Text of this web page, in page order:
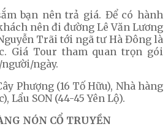
bạn nên trả giá. Để có hành
nên đi đường Lê Văn Lương
Trãi tới ngã tư Hà Đông là
Giá Tour tham quan trọn gói
ngày.
Phượng (16 Tố Hữu), Nhà hàng
Lẩu SON (44-45 Yên Lộ).
NÓN CỔ TRUYỀN